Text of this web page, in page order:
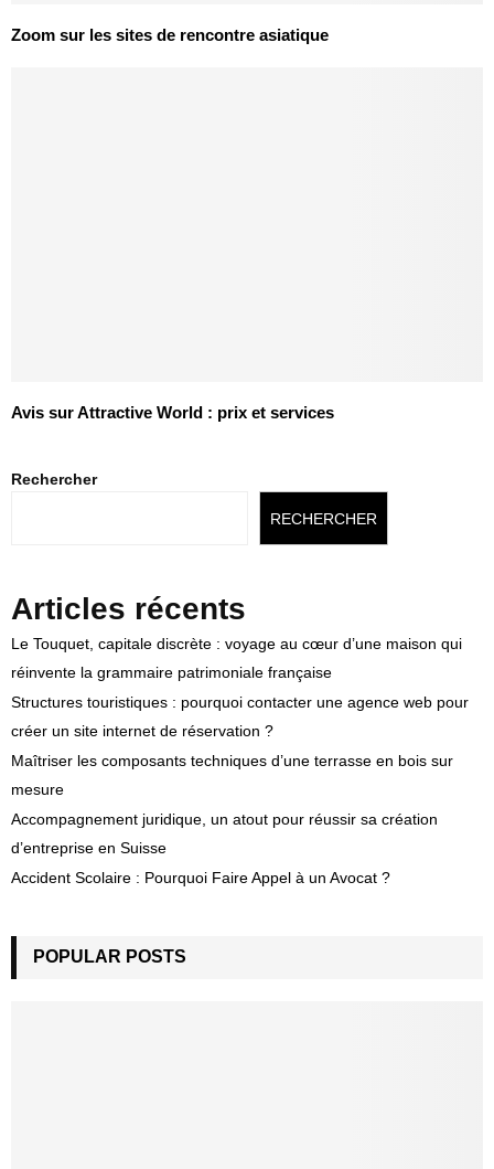
Zoom sur les sites de rencontre asiatique
Avis sur Attractive World : prix et services
Rechercher
RECHERCHER
Articles récents
Le Touquet, capitale discrète : voyage au cœur d’une maison qui
réinvente la grammaire patrimoniale française
Structures touristiques : pourquoi contacter une agence web pour
créer un site internet de réservation ?
Maîtriser les composants techniques d’une terrasse en bois sur
mesure
Accompagnement juridique, un atout pour réussir sa création
d’entreprise en Suisse
Accident Scolaire : Pourquoi Faire Appel à un Avocat ?
POPULAR POSTS